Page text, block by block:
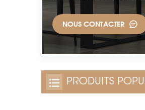
NOUS CONTACTER
PRODUITS